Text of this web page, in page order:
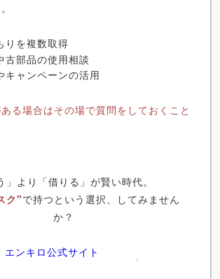
りを複数取得
古部品の使用相談
キャンペーンの活用
る場合はその場で質問をしておくこと
」より「借りる」が賢い時代。
ク"で持つという選択、してみません
か？
ンキロ公式サイト